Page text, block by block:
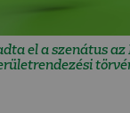
el a szenátus az